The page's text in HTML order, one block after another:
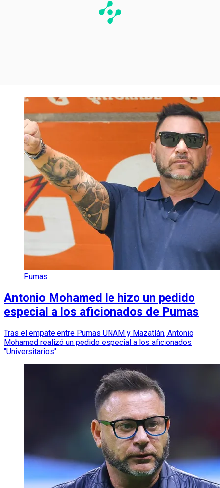
Pumas
Antonio Mohamed le hizo un pedido
especial a los aficionados de Pumas
Tras el empate entre Pumas UNAM y Mazatlán, Antonio
Mohamed realizó un pedido especial a los aficionados
"Universitarios".